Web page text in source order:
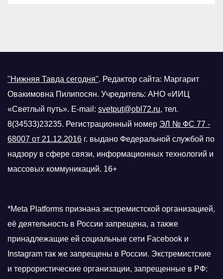
"Нижняя Тавда сегодня". Редактор сайта: Маргарит
Овакимовна Пилипосян. Учредитель: АНО «ИИЦ
«Светлый путь». E-mail: svetput@obl72.ru, тел.
8(34533)23235. Регистрационный номер ЭЛ № ФС 77 -
68007 от 21.12.2016 г. выдано Федеральной службой по
надзору в сфере связи, информационных технологий и
массовых коммуникаций. 16+
*Meta Platforms признана экстремистской организацией,
её деятельность в России запрещена, а также
принадлежащие ей социальные сети Facebook и
Instagram так же запрещены в России. Экстремистские
и террористические организации, запрещенные в РФ: